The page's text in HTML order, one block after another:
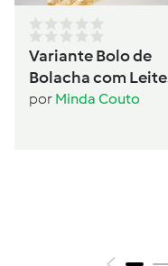
Variante Bolo de
Bolacha com Leite
Condensado
por Minda Couto